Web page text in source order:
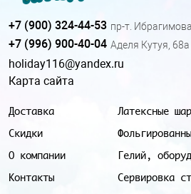
Доставка
Скидки
О компании
Контакты
Латексные
Гелий,
Сервировка
+7 (900) 324-44-53 пр-т.
+7 (996) 900-40-04 Аделя Кутуя, 68а
holiday116@yandex.ru
Карта сайта